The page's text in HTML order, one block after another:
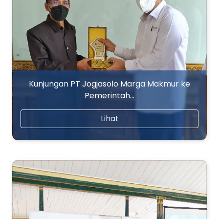
Kunjungan PT Jogjasolo Marga Makmur ke
Pemerintah…
Lihat